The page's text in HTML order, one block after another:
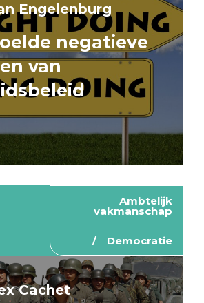
Engelenburg
negatieve
van
Ambtelijk
vakmanschap
Democratie
Cachet